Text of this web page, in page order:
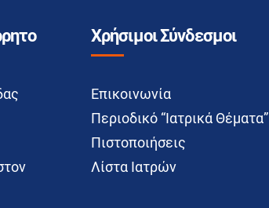
Χρήσιμοι Σύνδεσμοι
Επικοινωνία
Περιοδικό “Ιατρικά Θέματα”
Πιστοποιήσεις
Λίστα Ιατρών